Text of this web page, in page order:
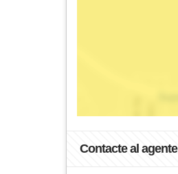
Contacte al agente